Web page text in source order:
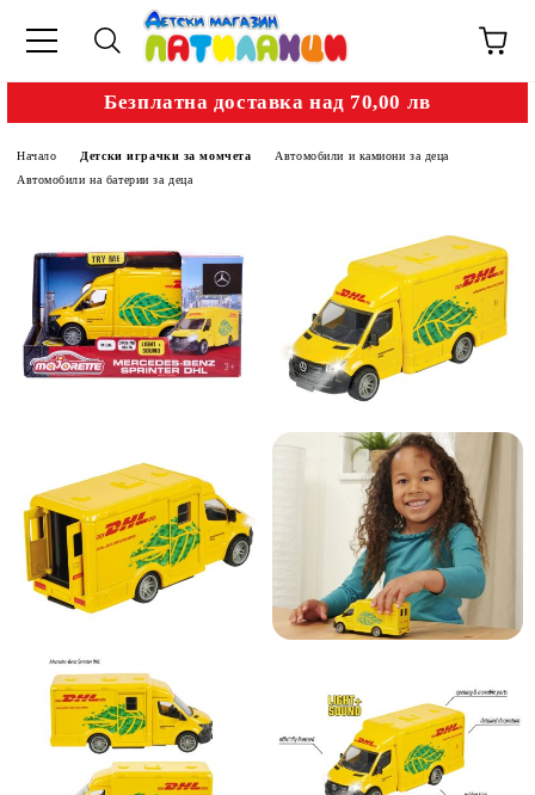
Безплатна доставка над 70,00 лв
Начало Детски играчки за момчета
Автомобили и камиони за деца
Автомобили на батерии за деца